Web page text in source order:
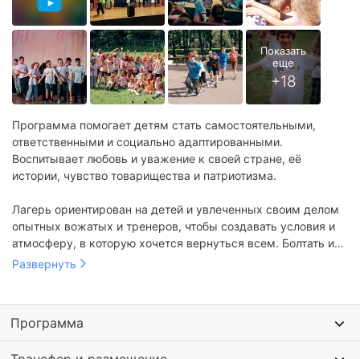
Программа помогает детям стать самостоятельными,
ответственными и социально адаптированными.
Воспитывает любовь и уважение к своей стране, её
истории, чувство товарищества и патриотизма.
Лагерь ориентирован на детей и увлеченных своим делом
опытных вожатых и тренеров, чтобы создавать условия и
атмосферу, в которую хочется вернуться всем. Болтать и
петь под гитару у костра, проходить квесты, вдоволь
Задача вожатых, педагогов и тренеров - увлечь и
налаженный режим сна, питания, творческой и
игры по правилам со сверстниками, изучение и участие в
создании правил;
Развернуть
Программа